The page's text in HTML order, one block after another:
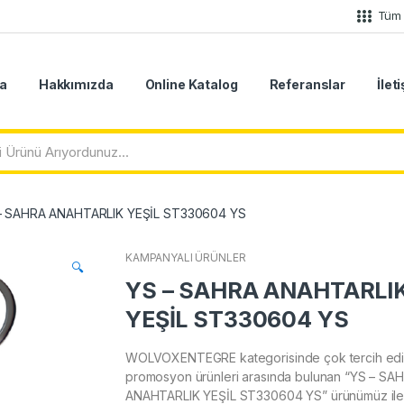
Hakkımızda Online Katalog Referanslar
SAHRA ANAHTARLIK YEŞİL ST330604 YS
🔍
KAMPANYALI ÜRÜNLER
YS – SAHRA
YEŞİL ST330604 YS
WOLVOXENTEGRE kategorisinde çok tercih
promosyon ürünleri arasında bulunan “YS –
ANAHTARLIK YEŞİL ST330604 YS” ürünümüz ile